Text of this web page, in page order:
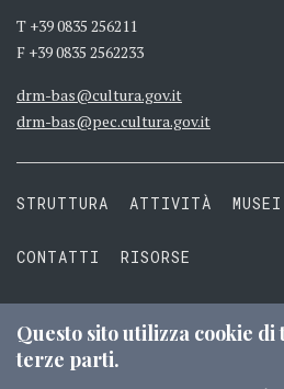
T +39 0835 256211
F +39 0835 2562233
drm-bas@cultura.gov.it
drm-bas@pec.cultura.gov.it
STRUTTURA ATTIVITÀ MUSEI
CONTATTI RISORSE
PRIVACY COOKIE
Questo sito utilizza cookie
terze parti.